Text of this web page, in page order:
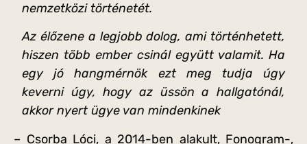
nemzetközi történetét.
Az élőzene a legjobb dolog, ami történhetett,
hiszen több ember csinál együtt valamit. Ha
egy jó hangmérnök ezt meg tudja úgy
keverni úgy, hogy az üssön a hallgatónál,
akkor nyert ügye van mindenkinek
– Csorba Lóci, a 2014-ben alakult, Fonogram-,